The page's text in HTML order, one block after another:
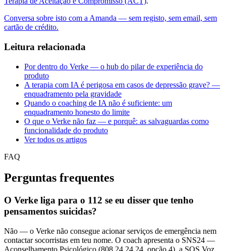
Conversa sobre isto com a Amanda — sem registo, sem email, sem
cartão de crédito.
Leitura relacionada
Por dentro do Verke — o hub do pilar de experiência do
produto
A terapia com IA é perigosa em casos de depressão grave? —
enquadramento pela gravidade
Quando o coaching de IA não é suficiente: um
enquadramento honesto do limite
O que o Verke não faz — e porquê: as salvaguardas como
funcionalidade do produto
Ver todos os artigos
FAQ
Perguntas frequentes
O Verke liga para o 112 se eu disser que tenho
pensamentos suicidas?
Não — o Verke não consegue acionar serviços de emergência nem
contactar socorristas em teu nome. O coach apresenta o SNS24 —
Aconselhamento Psicológico (808 24 24 24, opção 4), a SOS Voz